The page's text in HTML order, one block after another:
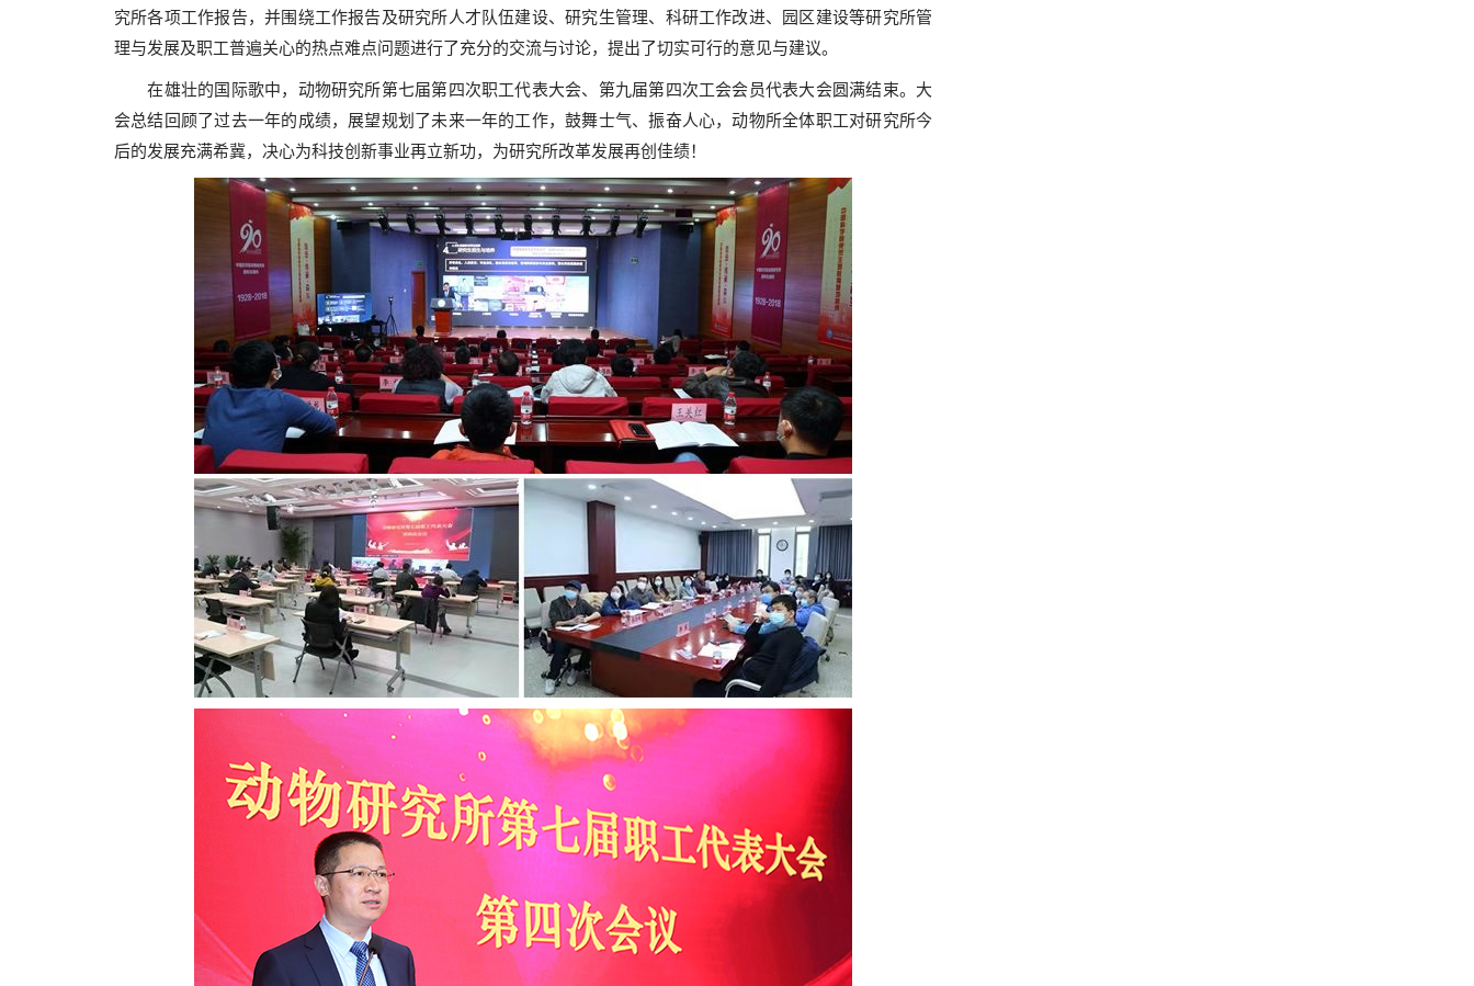
究所各项工作报告，并围绕工作报告及研究所人才队伍建设、研究生管理、科研工作改进、园区建设等研究所管
理与发展及职工普遍关心的热点难点问题进行了充分的交流与讨论，提出了切实可行的意见与建议。
在雄壮的国际歌中，动物研究所第七届第四次职工代表大会、第九届第四次工会会员代表大会圆满结束。大
会总结回顾了过去一年的成绩，展望规划了未来一年的工作，鼓舞士气、振奋人心，动物所全体职工对研究所今
后的发展充满希冀，决心为科技创新事业再立新功，为研究所改革发展再创佳绩！